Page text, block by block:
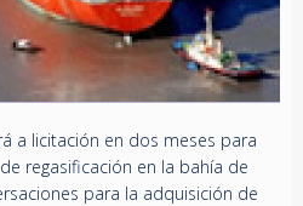
a licitación en dos meses para
regasificación en la bahía de
para la adquisición de